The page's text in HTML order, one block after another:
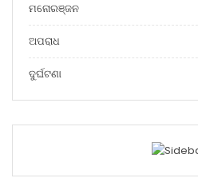
ମନୋରଞ୍ଜନ
ଅପରାଧ
ଦୁର୍ଘଟଣା